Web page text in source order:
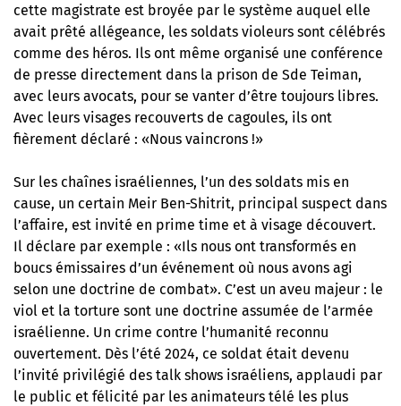
cette magistrate est broyée par le système auquel elle
avait prêté allégeance, les soldats violeurs sont célébrés
comme des héros. Ils ont même organisé une conférence
de presse directement dans la prison de Sde Teiman,
avec leurs avocats, pour se vanter d’être toujours libres.
Avec leurs visages recouverts de cagoules, ils ont
fièrement déclaré : «Nous vaincrons !»
Sur les chaînes israéliennes, l’un des soldats mis en
cause, un certain Meir Ben-Shitrit, principal suspect dans
l’affaire, est invité en prime time et à visage découvert.
Il déclare par exemple : «Ils nous ont transformés en
boucs émissaires d’un événement où nous avons agi
selon une doctrine de combat». C’est un aveu majeur : le
viol et la torture sont une doctrine assumée de l’armée
israélienne. Un crime contre l’humanité reconnu
ouvertement. Dès l’été 2024, ce soldat était devenu
l’invité privilégié des talk shows israéliens, applaudi par
le public et félicité par les animateurs télé les plus